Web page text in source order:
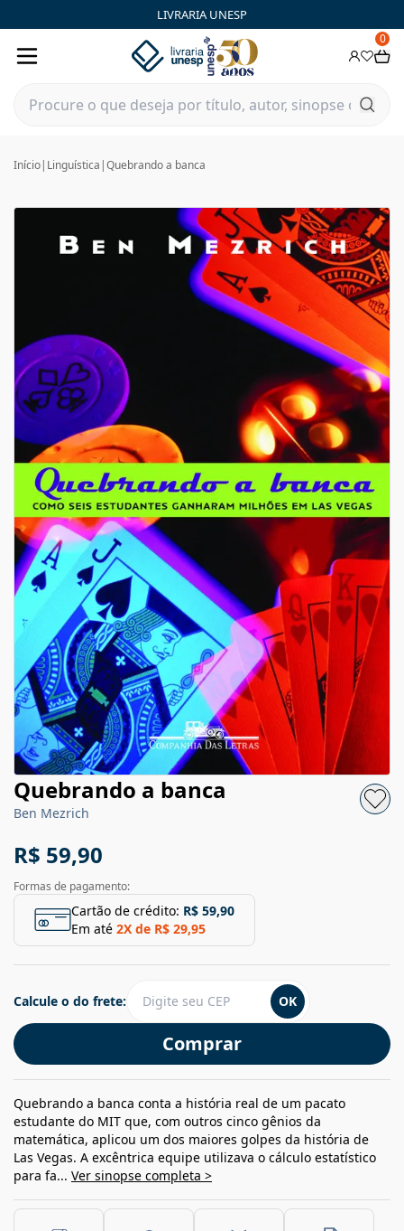
LIVRARIA UNESP
0
Início| Linguística |Quebrando a banca
Quebrando a banca
Ben Mezrich
R$ 59,90
Formas de pagamento:
Cartão de crédito: R$ 59,90
Em até 2X de R$ 29,95
Comprar
Calcule o do frete: OK
Quebrando a banca conta a história real de um pacato
estudante do MIT que, com outros cinco gênios da
matemática, aplicou um dos maiores golpes da história de
Las Vegas. A excêntrica equipe utilizava o cálculo estatístico
para fa... Ver sinopse completa >